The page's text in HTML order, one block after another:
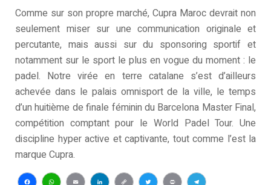
Comme sur son propre marché, Cupra Maroc devrait non
seulement miser sur une communication originale et
percutante, mais aussi sur du sponsoring sportif et
notamment sur le sport le plus en vogue du moment : le
padel. Notre virée en terre catalane s’est d’ailleurs
achevée dans le palais omnisport de la ville, le temps
d’un huitième de finale féminin du Barcelona Master Final,
compétition comptant pour le World Padel Tour. Une
discipline hyper active et captivante, tout comme l’est la
marque Cupra.